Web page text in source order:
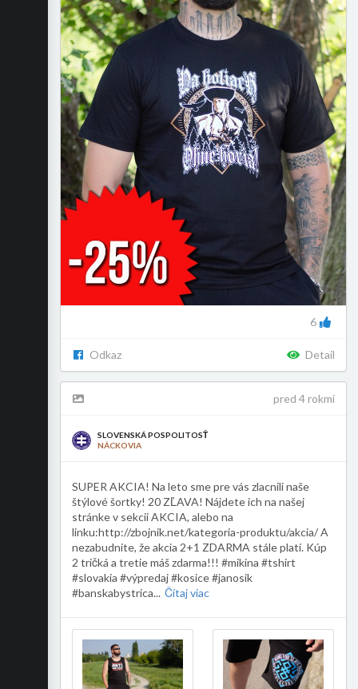
6
Odkaz Detail
pred 4 rokmi
SLOVENSKÁ POSPOLITOSŤ
NÁCKOVIA
SUPER AKCIA! Na leto sme pre vás zlacnili naše
štýlové šortky! 20 ZĽAVA! Nájdete ich na našej
stránke v sekcii AKCIA, alebo na
linku:http://zbojnik.net/kategoria-produktu/akcia/ A
nezabudnite, že akcia 2+1 ZDARMA stále platí. Kúp
2 tričká a tretie máš zdarma!!! #mikina #tshirt
#slovakia #výpredaj #kosice #janosik
#banskabystrica... Čítaj viac